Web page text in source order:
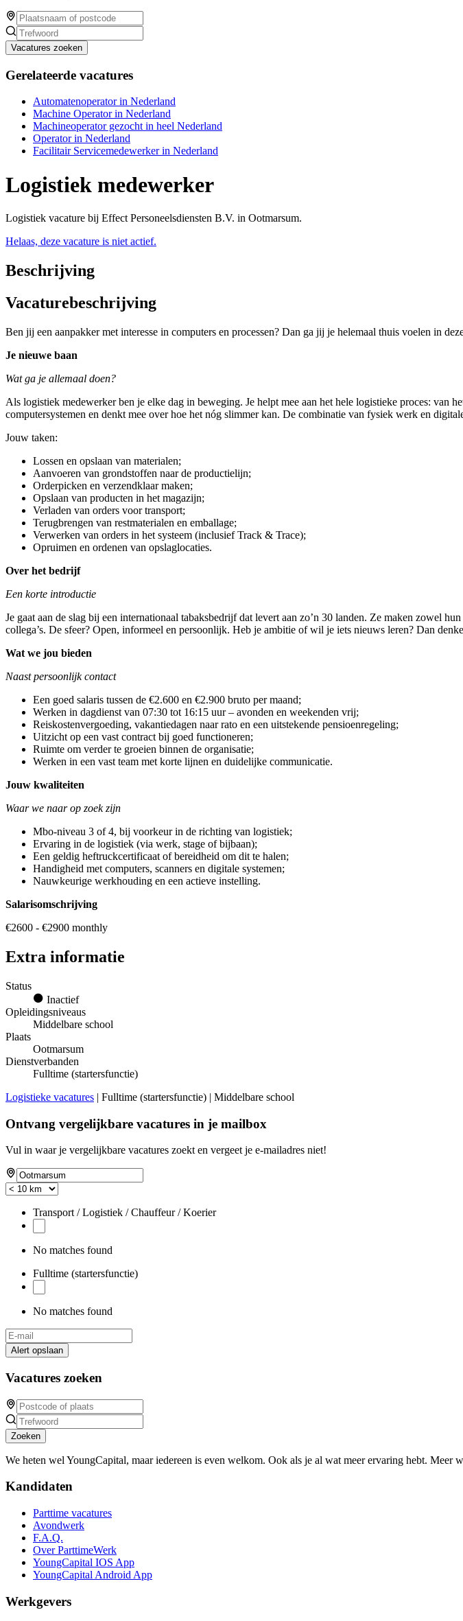
Vacatures zoeken
Gerelateerde vacatures
Automatenoperator in Nederland
Machine Operator in Nederland
Machineoperator gezocht in heel Nederland
Operator in Nederland
Facilitair Servicemedewerker in Nederland
Logistiek medewerker
Logistiek vacature bij Effect Personeelsdiensten B.V. in Ootmarsum.
Helaas, deze vacature is niet actief.
Beschrijving
Vacaturebeschrijving
Ben jij een aanpakker met interesse in computers en processen? Dan ga jij je helemaal thuis voelen in
Je nieuwe baan
Wat ga je allemaal doen?
Als logistiek medewerker ben je elke dag in beweging. Je helpt mee aan het hele logistieke proces: van
computersystemen en denkt mee over hoe het nóg slimmer kan. De combinatie van fysiek werk en
Jouw taken:
Lossen en opslaan van materialen;
Aanvoeren van grondstoffen naar de productielijn;
Orderpicken en verzendklaar maken;
Opslaan van producten in het magazijn;
Verladen van orders voor transport;
Terugbrengen van restmaterialen en emballage;
Verwerken van orders in het systeem (inclusief Track & Trace);
Opruimen en ordenen van opslaglocaties.
Over het bedrijf
Een korte introductie
Je gaat aan de slag bij een internationaal tabaksbedrijf dat levert aan zo’n 30 landen. Ze maken zowel
collega’s. De sfeer? Open, informeel en persoonlijk. Heb je ambitie of wil je iets nieuws leren? Dan
Wat we jou bieden
Naast persoonlijk contact
Een goed salaris tussen de €2.600 en €2.900 bruto per maand;
Werken in dagdienst van 07:30 tot 16:15 uur – avonden en weekenden vrij;
Reiskostenvergoeding, vakantiedagen naar rato en een uitstekende pensioenregeling;
Uitzicht op een vast contract bij goed functioneren;
Ruimte om verder te groeien binnen de organisatie;
Werken in een vast team met korte lijnen en duidelijke communicatie.
Jouw kwaliteiten
Waar we naar op zoek zijn
Mbo-niveau 3 of 4, bij voorkeur in de richting van logistiek;
Ervaring in de logistiek (via werk, stage of bijbaan);
Een geldig heftruckcertificaat of bereidheid om dit te halen;
Handigheid met computers, scanners en digitale systemen;
Nauwkeurige werkhouding en een actieve instelling.
Salarisomschrijving
€2600 - €2900 monthly
Extra informatie
Status
Inactief
Opleidingsniveaus
Middelbare school
Plaats
Ootmarsum
Dienstverbanden
Fulltime (startersfunctie)
Logistieke vacatures | Fulltime (startersfunctie) | Middelbare school
Ontvang vergelijkbare vacatures in je mailbox
Vul in waar je vergelijkbare vacatures zoekt en vergeet je e-mailadres niet!
Transport / Logistiek / Chauffeur / Koerier
No matches found
Fulltime (startersfunctie)
No matches found
Alert opslaan
Vacatures zoeken
Zoeken
We heten wel YoungCapital, maar iedereen is even welkom. Ook als je al wat meer ervaring hebt. Meer
Kandidaten
Parttime vacatures
Avondwerk
F.A.Q.
Over ParttimeWerk
YoungCapital IOS App
YoungCapital Android App
Werkgevers